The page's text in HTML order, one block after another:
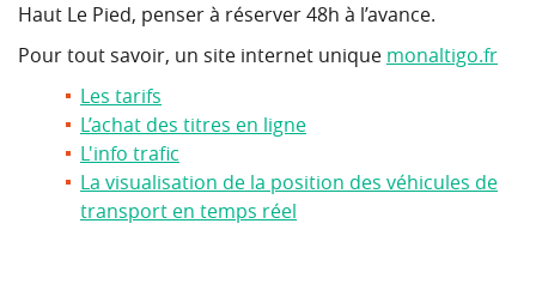
Haut Le Pied, penser à réserver 48h à l’avance.
Pour tout savoir, un site internet unique monaltigo.fr
Les tarifs
L’achat des titres en ligne
L'info trafic
La visualisation de la position des véhicules de
transport en temps réel